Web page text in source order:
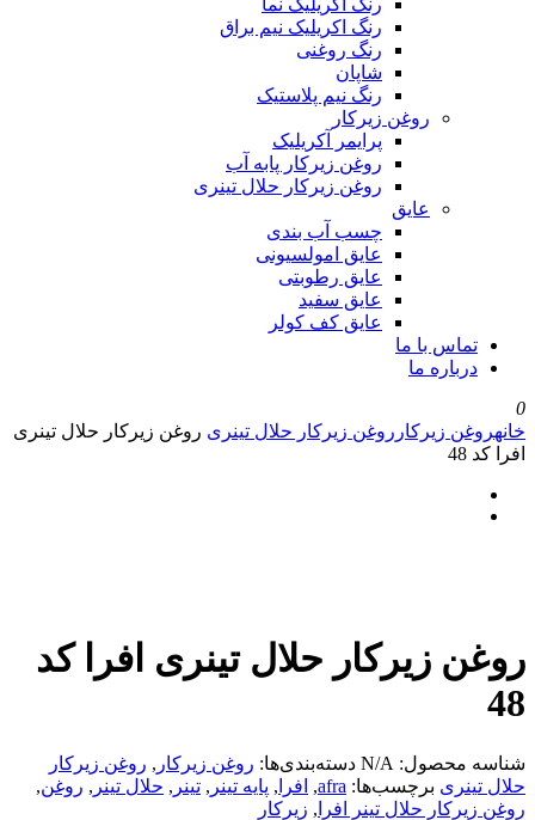
رنگ آکریلیک نما
رنگ اکریلیک نیم براق
رنگ روغنی
شاپان
رنگ نیم پلاستیک
روغن زیرکار
پرایمر آکریلیک
روغن زیرکار پابه آب
روغن زیرکار حلال تینری
عایق
چسب آب بندی
عایق امولسیونی
عایق رطوبتی
عایق سفید
عایق کف کولر
تماس با ما
درباره ما
0
خانهروغن زیرکار روغن زیرکار حلال تینری روغن زیرکار حلال تینری
افرا کد 48
روغن زیرکار حلال تینری افرا کد
48
شناسه محصول: N/A دسته‌بندی‌ها: روغن زیرکار , روغن زیرکار
حلال تینری برچسب‌ها: afra
, افرا , پایه تینر , تینر , حلال تینر , روغن,
روغن زیرکار حلال تینر افرا , زیرکار